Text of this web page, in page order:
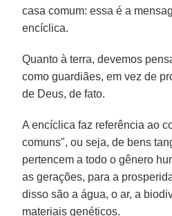
casa comum: essa é a
encíclica.
Quanto à terra, devemos
como guardiães, em vez de
de Deus, de fato.
A encíclica faz referência ao
comuns", ou seja, de bens
pertencem a todo o gênero
as gerações, para a
disso são a água, o ar, a
materiais genéticos.